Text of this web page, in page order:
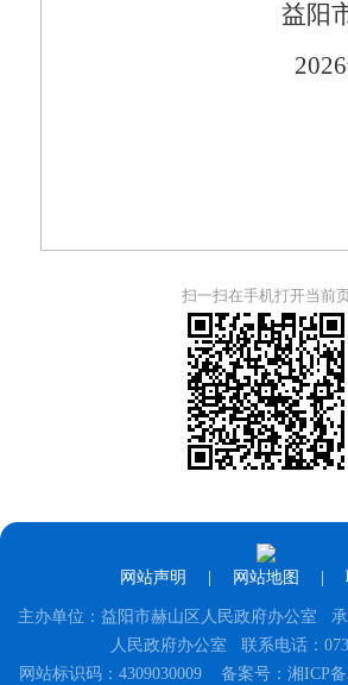
益阳
2026
扫一扫在手机打开当前
网站声明 网站地图
主办单位：益阳市赫山区人民政府办公室
人民政府办公室 联系电话：
网站标识码：4309030009 备案号：湘ICP